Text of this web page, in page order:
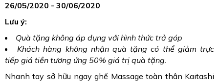
26/05/2020 - 30/06/2020
Lưu ý:
Quà tặng không áp dụng với hình thức trả góp
Khách hàng không nhận quà tặng có thể giảm trực
tiếp giá tiền tương ứng 50% giá trị quà tặng.
Nhanh tay sở hữu ngay ghế Massage toàn thân Kaitashi